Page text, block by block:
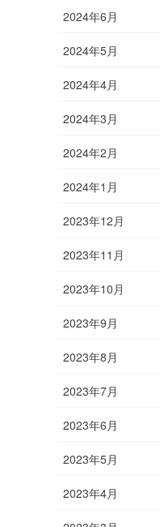
2024年6月
2024年5月
2024年4月
2024年3月
2024年2月
2024年1月
2023年12月
2023年11月
2023年10月
2023年9月
2023年8月
2023年7月
2023年6月
2023年5月
2023年4月